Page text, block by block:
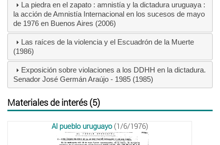
La piedra en el zapato : amnistía y la dictadura uruguaya :
la acción de Amnistía Internacional en los sucesos de mayo
de 1976 en Buenos Aires (2006)
Las raíces de la violencia y el Escuadrón de la Muerte
(1986)
Exposición sobre violaciones a los DDHH en la dictadura.
Senador José Germán Araújo - 1985 (1985)
Materiales de interés (5)
Al pueblo uruguayo(1/6/1976)